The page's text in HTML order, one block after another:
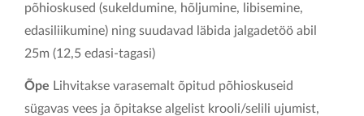
REKORDID
põhioskused (sukeldumine, hõljumine, libisemine,
edasiliikumine) ning suudavad läbida jalgadetöö abil
25m (12,5 edasi-tagasi)
Õpe Lihvitakse varasemalt õpitud põhioskuseid
sügavas vees ja õpitakse algelist krooli/selili ujumist,